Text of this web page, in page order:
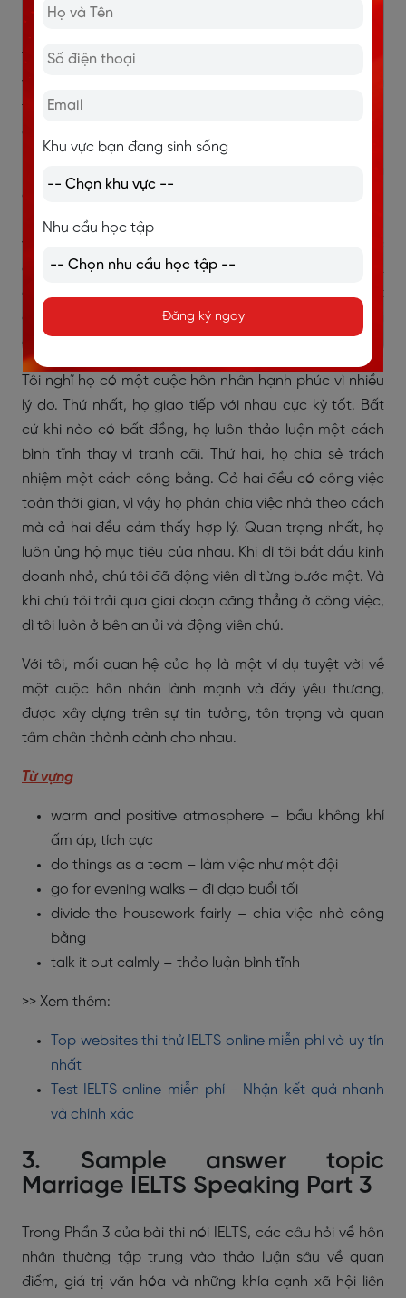
kết hôn hơn mười lăm năm.
Tôi đã biết họ từ khi còn nhỏ vì tôi thường đến nhà họ
vào những kỳ nghỉ học. Ngay cả khi còn là một đứa
trẻ, tôi cũng có thể cảm nhận được bầu không khí ấm
áp và tích cực mỗi khi ở cùng họ.
cùng nhau nấu bữa tối, đi dạo vào buổi tối và đi du
lịch ít nhất một lần mỗi năm. Họ cũng thích làm vườn
vào cuối tuần, và họ luôn giúp nhau tưới cây hoặc
chăm sóc khu vườn rau nhỏ của mình. Điều tôi thấy rất
dễ thương là họ vẫn dành thời gian cho những hoạt
động đơn giản như xem phim hoặc uống một tách trà
cùng nhau sau giờ làm việc.
Tôi nghĩ họ có một cuộc hôn nhân hạnh phúc vì nhiều
lý do. Thứ nhất, họ giao tiếp với nhau cực kỳ tốt. Bất
cứ khi nào có bất đồng, họ luôn thảo luận một cách
bình tĩnh thay vì tranh cãi. Thứ hai, họ chia sẻ trách
nhiệm một cách công bằng. Cả hai đều có công việc
toàn thời gian, vì vậy họ phân chia việc nhà theo cách
mà cả hai đều cảm thấy hợp lý. Quan trọng nhất, họ
luôn ủng hộ mục tiêu của nhau. Khi dì tôi bắt đầu kinh
doanh nhỏ, chú tôi đã động viên dì từng bước một. Và
khi chú tôi trải qua giai đoạn căng thẳng ở công việc,
dì tôi luôn ở bên an ủi và động viên chú.
Với tôi, mối quan hệ của họ là một ví dụ tuyệt vời về
một cuộc hôn nhân lành mạnh và đầy yêu thương,
được xây dựng trên sự tin tưởng, tôn trọng và quan
tâm chân thành dành cho nhau.
Từ vựng
warm and positive atmosphere – bầu không khí
ấm áp, tích cực
do things as a team – làm việc như một đội
go for evening walks – đi dạo buổi tối
divide the housework fairly – chia việc nhà công
bằng
talk it out calmly – thảo luận bình tĩnh
>> Xem thêm:
Top websites thi thử IELTS online miễn phí và uy tín
nhất
Test IELTS online miễn phí - Nhận kết quả nhanh
và chính xác
3. Sample answer topic
Marriage IELTS Speaking Part 3
Trong Phần 3 của bài thi nói IELTS, các câu hỏi về hôn
nhân thường tập trung vào thảo luận sâu về quan
điểm, giá trị văn hóa và những khía cạnh xã hội liên
Khu vực bạn đang sinh sống
Nhu cầu học tập
Đăng ký ngay